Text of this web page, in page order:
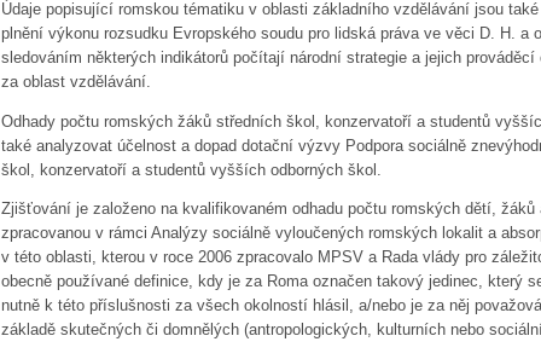
Údaje popisující romskou tématiku v oblasti základního vzdělávání jsou
plnění výkonu rozsudku Evropského soudu pro lidská práva ve věci D. H. a
sledováním některých indikátorů počítají národní strategie a jejich
za oblast vzdělávání.
Odhady počtu romských žáků středních škol, konzervatoří a studentů
také analyzovat účelnost a dopad dotační výzvy Podpora sociálně
škol, konzervatoří a studentů vyšších odborných škol.
Zjišťování je založeno na kvalifikovaném odhadu počtu romských dětí,
zpracovanou v rámci Analýzy sociálně vyloučených romských lokalit a
v této oblasti, kterou v roce 2006 zpracovalo MPSV a Rada vlády pro
obecně používané definice, kdy je za Roma označen takový jedinec, který
nutně k této příslušnosti za všech okolností hlásil, a/nebo je za něj
základě skutečných či domnělých (antropologických, kulturních nebo